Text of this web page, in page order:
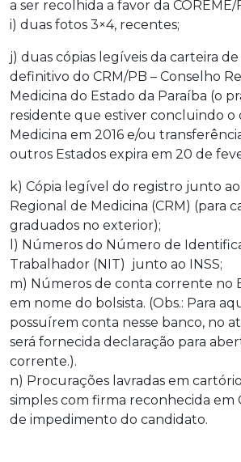
a ser recolhida a favor da COREME/
i) duas fotos 3×4, recentes;
j) duas cópias legíveis da carteira
definitivo do CRM/PB – Conselho
Medicina do Estado da Paraíba (o
residente que estiver concluindo o
Medicina em 2016 e/ou
outros Estados expira em 20 de
k) Cópia legível do registro junto
Regional de Medicina (CRM) (para
graduados no exterior);
l) Números do Número de
Trabalhador (NIT) junto ao INSS;
m) Números de conta corrente no
em nome do bolsista. (Obs.: Para
possuírem conta nesse banco, no
será fornecida declaração para
corrente.).
n) Procurações lavradas em
simples com firma reconhecida em
de impedimento do candidato.